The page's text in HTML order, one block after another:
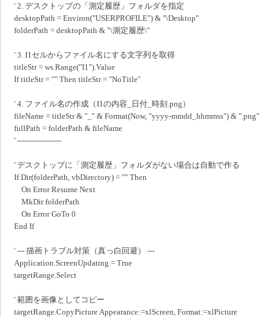
' 2. デスクトップの「測定履歴」フォルダを指定
desktopPath = Environ("USERPROFILE") & "\Desktop"
folderPath = desktopPath & "\測定履歴\"
' 3. I1セルからファイル名にする文字列を取得
titleStr = ws.Range("I1").Value
If titleStr = "" Then titleStr = "NoTitle"
' 4. ファイル名の作成（I1の内容_日付_時刻.png）
fileName = titleStr & "_" & Format(Now, "yyyy-mmdd_hhmmss") & ".png"
fullPath = folderPath & fileName
' ------------------
' デスクトップに「測定履歴」フォルダがない場合は自動で作る
If Dir(folderPath, vbDirectory) = "" Then
On Error Resume Next
MkDir folderPath
On Error GoTo 0
End If
' --- 描画トラブル対策（真っ白回避） ---
Application.ScreenUpdating = True
targetRange.Select
' 範囲を画像としてコピー
targetRange.CopyPicture Appearance:=xlScreen, Format:=xlPicture